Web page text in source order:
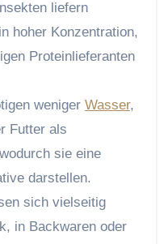
liefern
hoher Konzentration,
Proteinlieferanten
weniger Wasser,
Futter als
sie eine
darstellen.
sich vielseitig
in Backwaren oder